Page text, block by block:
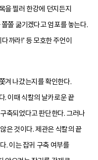
을 찔러 한강에 던지든지
쫄 굶기겠다고 엄포를 놓는다.
다까라!’ 등 모호한 주언이
겨 나갔는지를 확인한다.
. 이때 식칼의 날카로운 끝
축되었다고 판단한다. 그러나
은 것이다. 제관은 식칼의 끝
. 이는 잡귀 구축 여부를